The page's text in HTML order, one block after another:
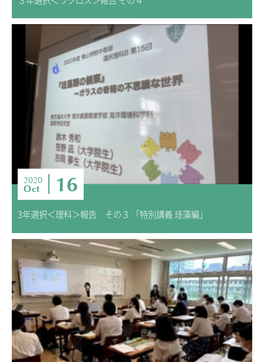
2020
Oct 16
3年選択＜理科＞報告 その３ 「特別講義 珪藻編」